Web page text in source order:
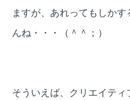
ますが、あれってもしか
んね・・・（＾＾；）
そういえば、クリエイテ